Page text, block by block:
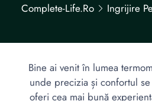
Complete-Life.ro Ingrijire
Bine ai venit în lumea
unde precizia și confortul
oferi cea mai bună